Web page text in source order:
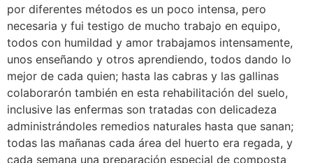
por diferentes métodos es un poco intensa, pero
necesaria y fui testigo de mucho trabajo en equipo,
todos con humildad y amor trabajamos intensamente,
unos enseñando y otros aprendiendo, todos dando lo
mejor de cada quien; hasta las cabras y las gallinas
colaborarón también en esta rehabilitación del suelo,
inclusive las enfermas son tratadas con delicadeza
administrándoles remedios naturales hasta que sanan;
todas las mañanas cada área del huerto era regada, y
cada semana una preparación especial de composta